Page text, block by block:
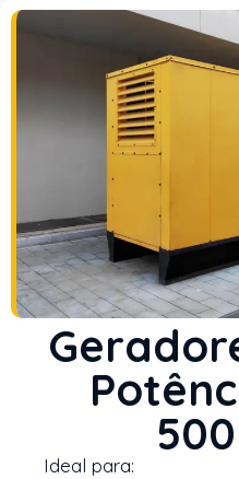
Ideal para: